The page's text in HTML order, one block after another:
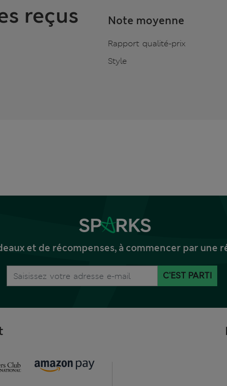
reçus Note moyenne
Rapport qualité-prix
Style
et de récompenses, à commencer par une
C'EST PARTI